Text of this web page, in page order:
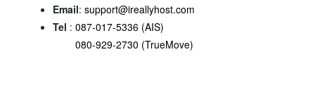
Email: support@ireallyhost.com
Tel : 087-017-5336 (AIS)
080-929-2730 (TrueMove)